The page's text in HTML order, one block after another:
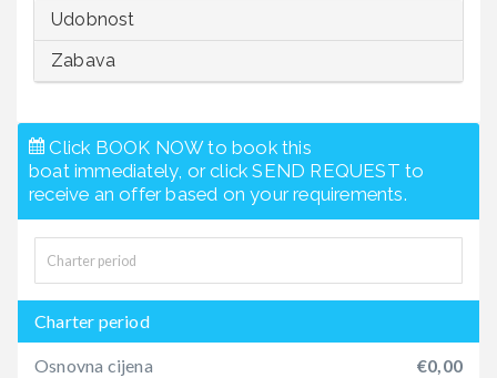
Udobnost
Zabava
Click BOOK NOW to book this
boat immediately, or click SEND REQUEST to
receive an offer based on your requirements.
Charter period
Osnovna cijena
€0,00